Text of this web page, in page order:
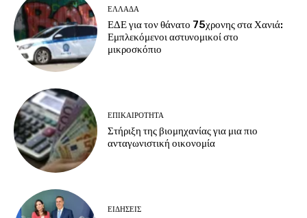
ΕΛΛΑΔΑ
ΕΔΕ για τον θάνατο 75χρονης στα Χανιά:
Εμπλεκόμενοι αστυνομικοί στο
μικροσκόπιο
ΕΠΙΚΑΙΡΟΤΗΤΑ
Στήριξη της βιομηχανίας για μια πιο
ανταγωνιστική οικονομία
ΕΙΔΗΣΕΙΣ